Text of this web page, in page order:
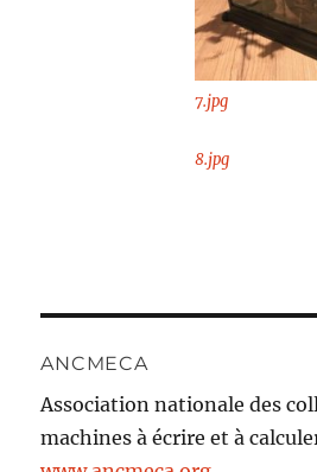
7.jpg
8.jpg
ANCMECA
Association nationale des
machines à écrire et à